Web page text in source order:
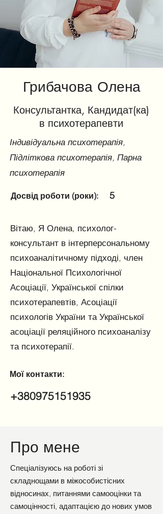
Грибачова Олена
Консультантка, Кандидат(ка)
в психотерапевти
Індивідуальна психотерапія,
Підліткова психотерапія, Парна
психотерапія
Досвід роботи (роки): 5
Вітаю, Я Олена, психолог-
консультант в інтерперсональному
психоаналітичному підході, член
Національної Психологічної
Асоціації, Української спілки
психотерапевтів, Асоціації
психологів України та Української
асоціації реляційного психоаналізу
та психотерапії.
Мої контакти:
+380975151935
Про мене
Спеціалізуюсь на роботі зі
складнощами в міжособистісних
відносинах, питаннями самооцінки та
самоцінності, адаптацією до нових умов